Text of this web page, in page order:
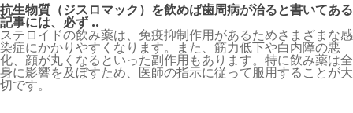
抗生物質（ジスロマック）を飲めば歯周病が治ると書いてある
記事には、必ず ..
ステロイドの飲み薬は、免疫抑制作用があるためさまざまな感
染症にかかりやすくなります。また、筋力低下や白内障の悪
化、顔が丸くなるといった副作用もあります。特に飲み薬は全
身に影響を及ぼすため、医師の指示に従って服用することが大
切です。